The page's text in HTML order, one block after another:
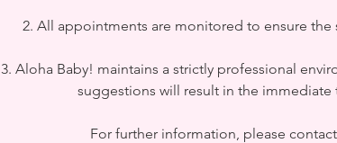
2. All appointments are monitored to ensure
3. Aloha Baby! maintains a strictly professional
suggestions will result in the immediate
For further information, please contact